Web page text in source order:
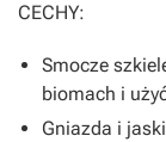
CECHY:
Smocze
biomach i
Gniazda i